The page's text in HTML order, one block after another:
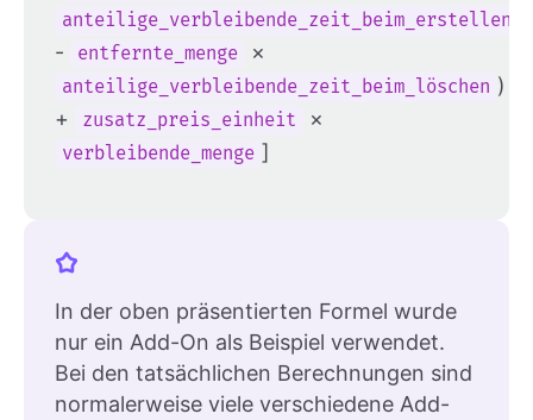
anteilige_verbleibende_zeit_beim_erstellen
- entfernte_menge ×
anteilige_verbleibende_zeit_beim_löschen )
+
zusatz_preis_einheit ×
verbleibende_menge ]
In der oben präsentierten Formel wurde
nur ein Add-On als Beispiel verwendet.
Bei den tatsächlichen Berechnungen sind
normalerweise viele verschiedene Add-